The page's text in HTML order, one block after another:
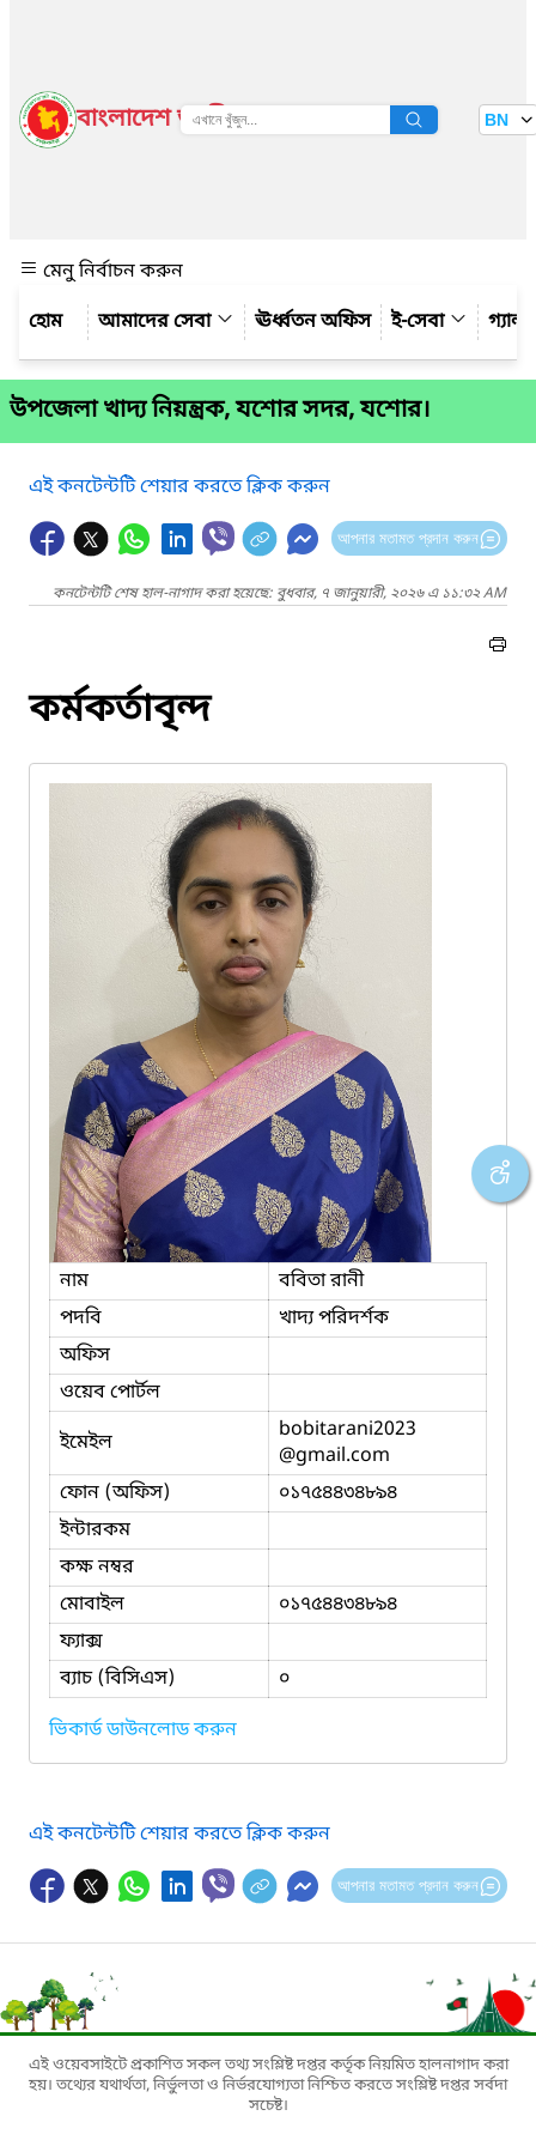
বাংলাদেশ জাতীয় তথ্য বাতায়ন BN
মেনু নির্বাচন করুন
আমাদের সেবা
ঊর্ধ্বতন অফিস ই-সেবা
উপজেলা খাদ্য নিয়ন্ত্রক, যশোর সদর, যশোর।
এই কনটেন্টটি শেয়ার করতে ক্লিক করুন
আপনার মতামত প্রদান করুন
কনটেন্টটি শেষ হাল-নাগাদ করা হয়েছে: বুধবার, ৭ জানুয়ারী, ২০২৬ এ ১১:৩২ AM
কর্মকর্তাবৃন্দ
নাম
ববিতা রানী
পদবি
খাদ্য পরিদর্শক
অফিস
ওয়েব পোর্টল
ইমেইল
bobitarani2023
@gmail.com
ফোন (অফিস)
০১৭৫৪৪৩৪৮৯৪
ইন্টারকম
কক্ষ নম্বর
মোবাইল
০১৭৫৪৪৩৪৮৯৪
ফ্যাক্স
ব্যাচ (বিসিএস)
০
ভিকার্ড ডাউনলোড করুন
এই কনটেন্টটি শেয়ার করতে ক্লিক করুন
আপনার মতামত প্রদান করুন
এই ওয়েবসাইটে প্রকাশিত সকল তথ্য সংশ্লিষ্ট দপ্তর কর্তৃক নিয়মিত হালনাগাদ করা
হয়। তথ্যের যথার্থতা, নির্ভুলতা ও নির্ভরযোগ্যতা নিশ্চিত করতে সংশ্লিষ্ট দপ্তর সর্বদা
সচেষ্ট।